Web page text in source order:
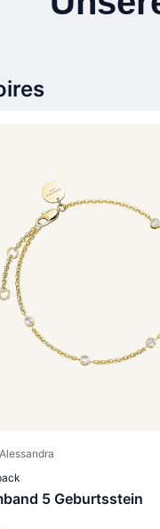
Alessandra
5 Geburtsstein